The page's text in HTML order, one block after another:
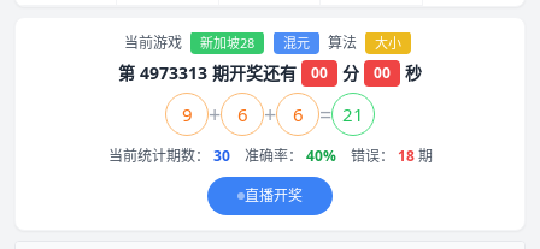
当前游戏 新加坡28 混元 算法 大小
第 4973313 期开奖还有 00 分 00 秒
9 + 6 + 6 = 21
当前统计期数： 30准确率： 40%错误： 18期
直播开奖